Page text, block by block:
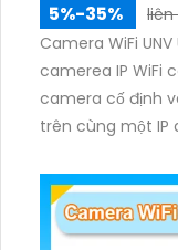
5%-35%
liên
Camera WiFi
camerea IP WiFi
camera cố định
trên cùng một IP
ánh sáng. Kết
ảnh có màu
phạm vi 3m.